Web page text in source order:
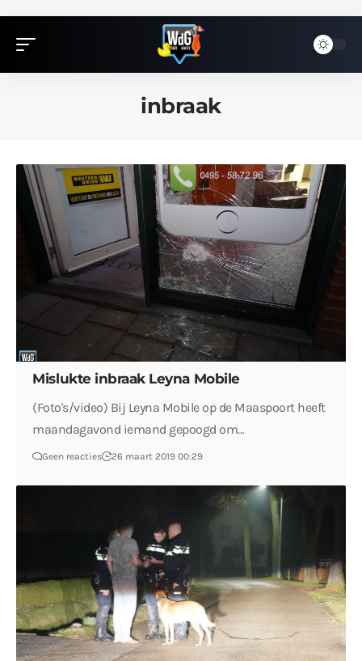
inbraak
Mislukte inbraak Leyna Mobile
(Foto's/video) Bij Leyna Mobile op de Maaspoort heeft
maandagavond iemand gepoogd om…
Geen reacties 26 maart 2019 00:29